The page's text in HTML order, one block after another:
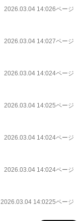
2026.03.04 14:026ページ
2026.03.04 14:027ページ
2026.03.04 14:024ページ
2026.03.04 14:025ページ
2026.03.04 14:024ページ
2026.03.04 14:024ページ
2026.03.04 14:0225ページ